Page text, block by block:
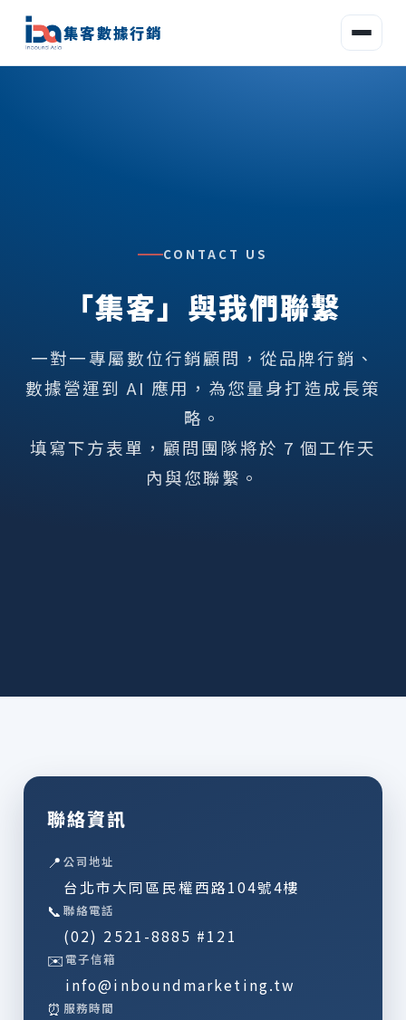
集客數據行銷
CONTACT US
「集客」與我們聯繫
一對一專屬數位行銷顧問，從品牌行銷、
數據營運到 AI 應用，為您量身打造成長策
略。
填寫下方表單，顧問團隊將於 7 個工作天
內與您聯繫。
聯絡資訊
📍公司地址
台北市大同區民權西路104號4樓
📞聯絡電話
(02) 2521-8885 #121
✉️電子信箱
info@inboundmarketing.tw
⏰服務時間